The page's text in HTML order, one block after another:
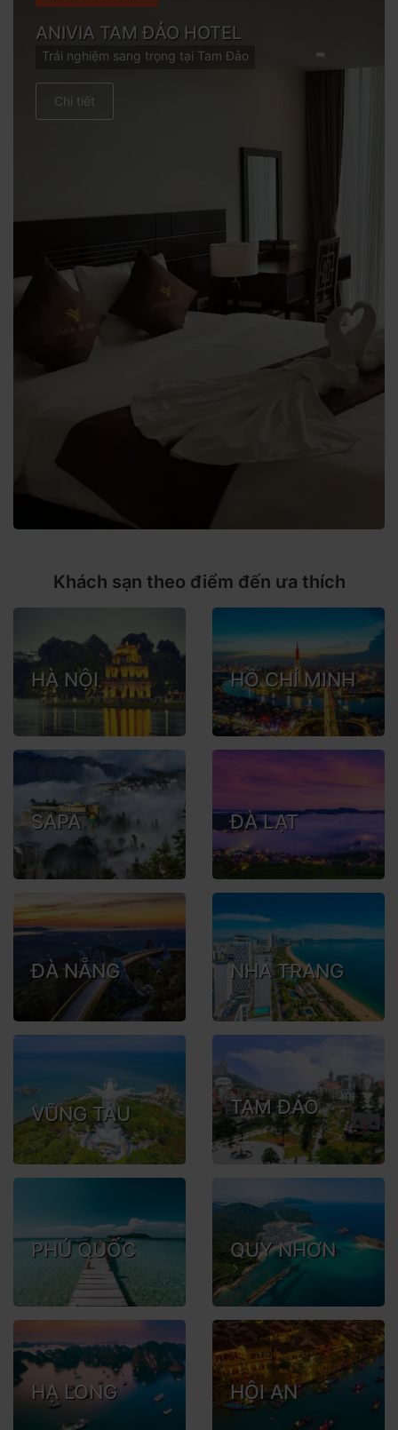
ANIVIA TAM ĐẢO HOTEL
Trải nghiệm sang trọng tại Tam Đảo
Chi tiết
Khách sạn theo điểm đến ưa thích
HÀ NỘI HỒ CHÍ MINH
SAPA ĐÀ LẠT
ĐÀ NẴNG NHA TRANG
VŨNG TÀU TAM ĐẢO
PHÚ QUỐC QUY NHƠN
HẠ LONG HỘI AN